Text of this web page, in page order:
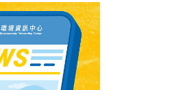
手冊內容包含，
向最有希望恢復者